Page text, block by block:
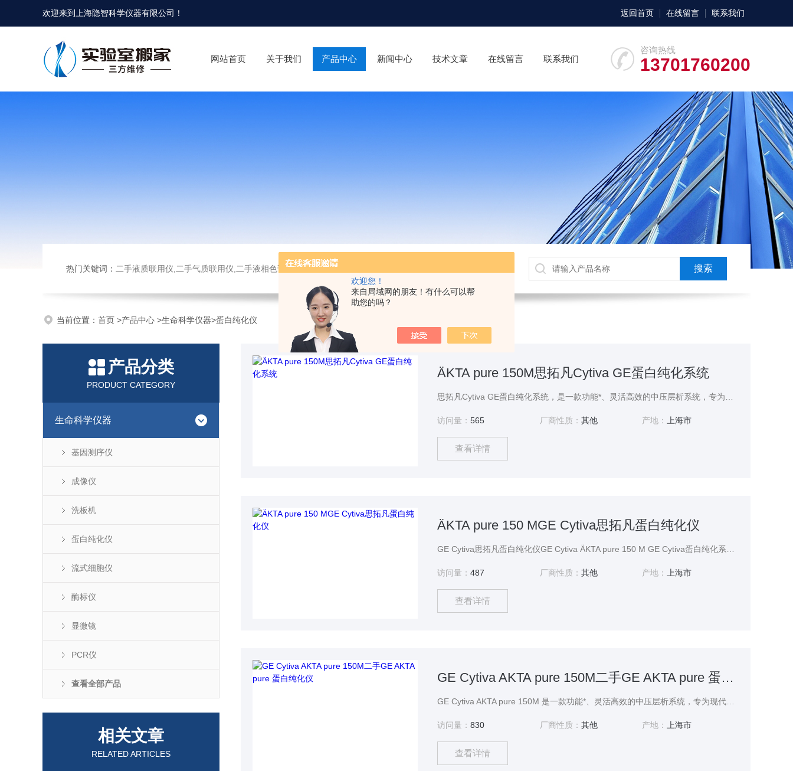
欢迎您！
来自局域网的朋友！有什么可以帮
助您的吗？
欢迎来到 上海隐智科学仪器有限公司 ！ 返回首页 在线留言 联系我们
咨询热线
13701760200
网站首页 关于我们 产品中心 新闻中心 技术文章 在线留言 联系我们
热门关键词： 二手液质联用仪,二手气质联用仪,二手液相色谱仪,实验室仪器维/修维保,实验室搬家,仪器培训
当前位置： 首页 >产品中心 >生命科学仪器>蛋白纯化仪
产品分类
PRODUCT CATEGORY
生命科学仪器
基因测序仪
成像仪
洗板机
蛋白纯化仪
流式细胞仪
酶标仪
显微镜
PCR仪
查看全部产品
相关文章
RELATED ARTICLES
ÄKTA pure 150M思拓凡Cytiva GE蛋白纯化系统
访问量：565 厂商性质： 其他 产地： 上海市
查看详情
ÄKTA pure 150 MGE Cytiva思拓凡蛋白纯化仪
访问量：487 厂商性质： 其他 产地： 上海市
查看详情
GE Cytiva AKTA pure 150M二手GE AKTA pure 蛋白纯化仪
访问量：830 厂商性质： 其他 产地： 上海市
查看详情